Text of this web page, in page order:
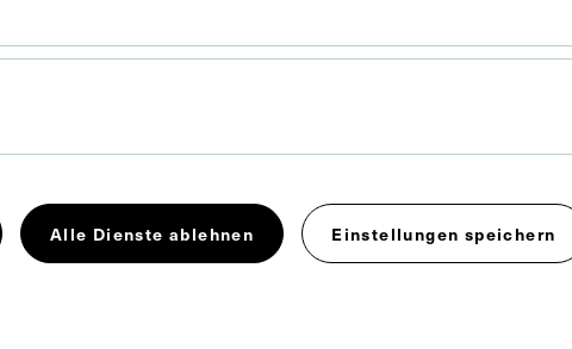
Alle Dienste ablehnen Einstellungen speichern